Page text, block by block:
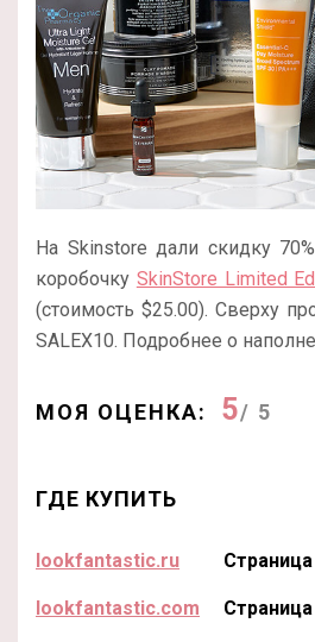
На Skinstore дали скидку
коробочку SkinStore Limited
(стоимость $25.00). Сверху
SALEX10. Подробнее о
МОЯ ОЦЕНКА: 5/ 5
ГДЕ КУПИТЬ
lookfantastic.ru
lookfantastic.com